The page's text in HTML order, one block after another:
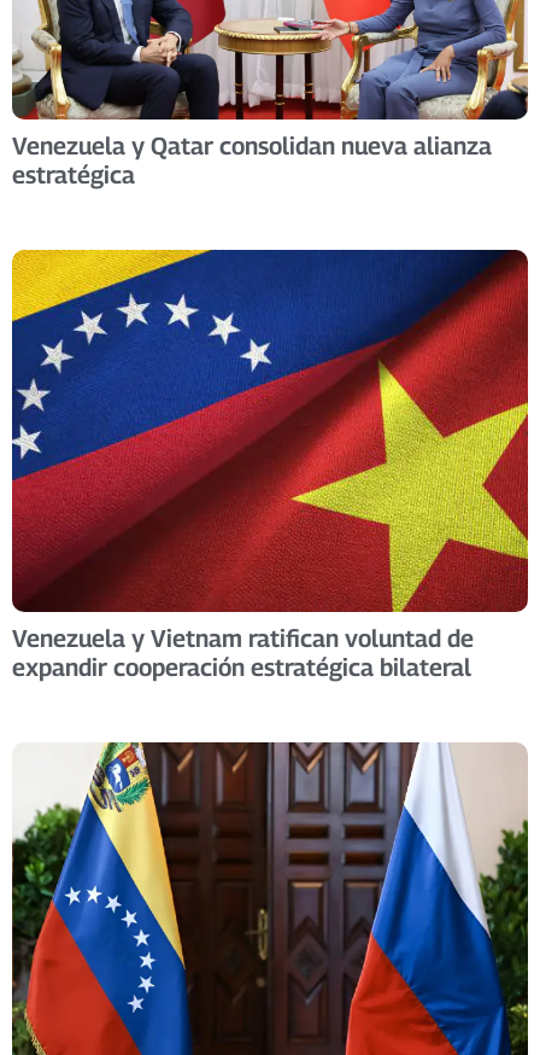
Venezuela y Qatar consolidan nueva alianza
estratégica
Venezuela y Vietnam ratifican voluntad de
expandir cooperación estratégica bilateral